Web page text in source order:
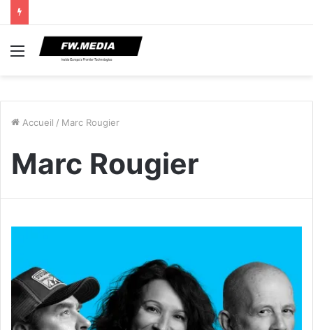
Menu
Accueil / Marc Rougier
Marc Rougier